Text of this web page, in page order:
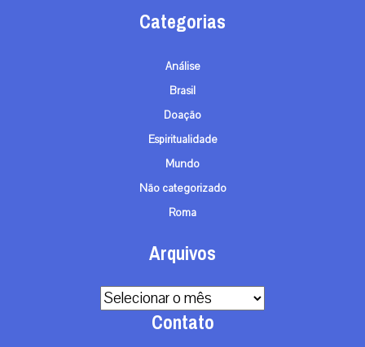
Categorias
Análise
Brasil
Doação
Espiritualidade
Mundo
Não categorizado
Roma
Arquivos
Arquivos
Contato